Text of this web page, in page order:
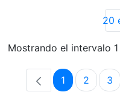
20
Mostrando el intervalo
Página
1 Página
2 3